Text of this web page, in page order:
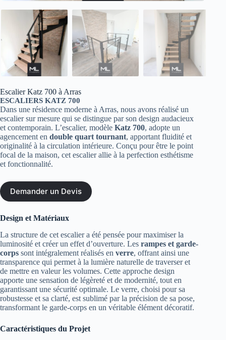
Escalier Katz 700 à Arras
ESCALIERS KATZ 700
Dans une résidence moderne à Arras, nous avons réalisé un
escalier sur mesure qui se distingue par son design audacieux
et contemporain. L’escalier, modèle Katz 700, adopte un
agencement en double quart tournant, apportant fluidité et
originalité à la circulation intérieure. Conçu pour être le point
focal de la maison, cet escalier allie à la perfection esthétisme
et fonctionnalité.
Demander un Devis
Design et Matériaux
La structure de cet escalier a été pensée pour maximiser la
luminosité et créer un effet d’ouverture. Les rampes et garde-
corps sont intégralement réalisés en verre, offrant ainsi une
transparence qui permet à la lumière naturelle de traverser et
de mettre en valeur les volumes. Cette approche design
apporte une sensation de légèreté et de modernité, tout en
garantissant une sécurité optimale. Le verre, choisi pour sa
robustesse et sa clarté, est sublimé par la précision de sa pose,
transformant le garde-corps en un véritable élément décoratif.
Caractéristiques du Projet